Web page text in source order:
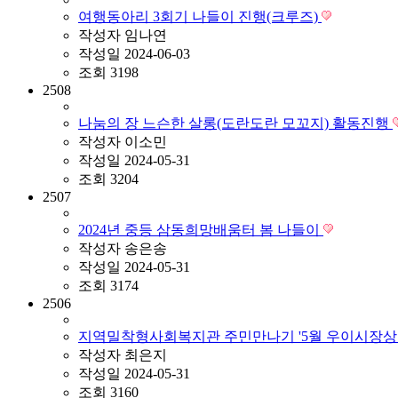
여행동아리 3회기 나들이 진행(크루즈)
작성자 임나연
작성일 2024-06-03
조회 3198
2508
나눔의 장 느슨한 살롱(도란도란 모꼬지) 활동진행
작성자 이소민
작성일 2024-05-31
조회 3204
2507
2024년 중등 삼동희망배움터 봄 나들이
작성자 송은송
작성일 2024-05-31
조회 3174
2506
지역밀착형사회복지관 주민만나기 '5월 우이시장
작성자 최은지
작성일 2024-05-31
조회 3160